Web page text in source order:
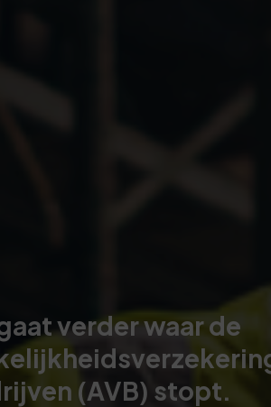
verder waar de
(AVB) stopt.